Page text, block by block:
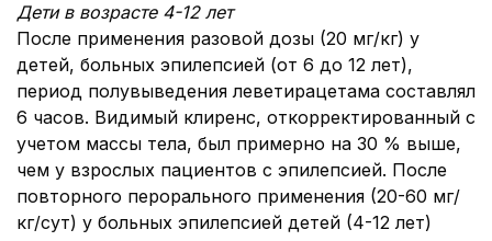
Дети в возрасте 4-12 лет
После применения разовой дозы (20 мг/кг) у
детей, больных эпилепсией (от 6 до 12 лет),
период полувыведения леветирацетама составлял
6 часов. Видимый клиренс, откорректированный с
учетом массы тела, был примерно на 30 % выше,
чем у взрослых пациентов с эпилепсией. После
повторного перорального применения (20-60 мг/
кг/сут) у больных эпилепсией детей (4-12 лет)